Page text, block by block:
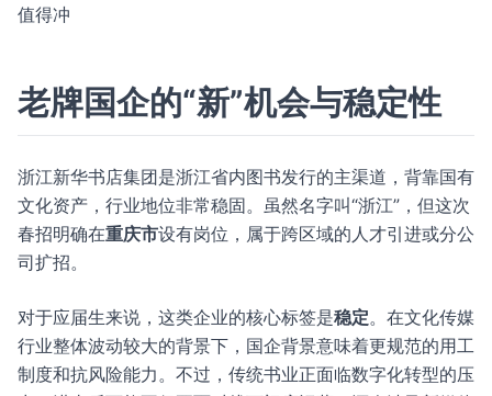
值得冲
老牌国企的“新”机会与稳定性
浙江新华书店集团是浙江省内图书发行的主渠道，背靠国有
文化资产，行业地位非常稳固。虽然名字叫“浙江”，但这次
春招明确在重庆市设有岗位，属于跨区域的人才引进或分公
司扩招。
对于应届生来说，这类企业的核心标签是稳定。在文化传媒
行业整体波动较大的背景下，国企背景意味着更规范的用工
制度和抗风险能力。不过，传统书业正面临数字化转型的压